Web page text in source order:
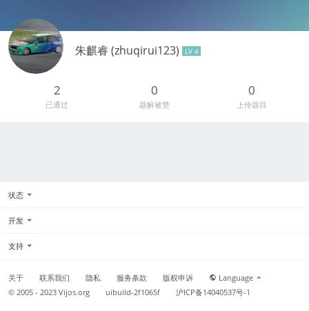
朱麒睿 (zhuqirui123) LV 4
2
已通过
0
题解被赞
0
上传题目
状态
开发
支持
关于 联系我们 隐私 服务条款 版权申诉
Language
© 2005 - 2023Vijos.org uibuild-2f1065f 沪ICP备14040537号-1